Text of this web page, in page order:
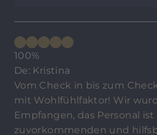
100%
De: Kristina
Vom Check in bis zum
mit Wohlfühlfaktor! Wir
Empfangen, das Personal
zuvorkommenden und